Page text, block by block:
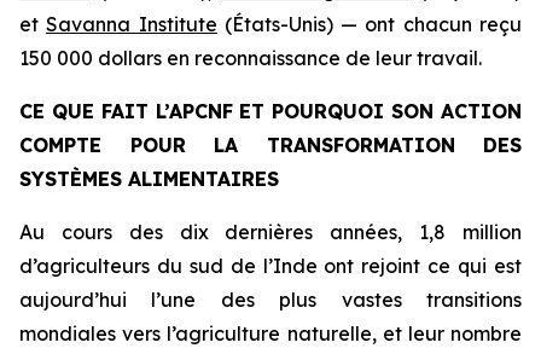
etSavanna Institute (États-Unis) — ont chacun reçu
150 000 dollars en reconnaissance de leur travail.
CE QUE FAIT L’APCNF ET POURQUOI SON ACTION
COMPTE POUR LA TRANSFORMATION DES
SYSTÈMES ALIMENTAIRES
Au cours des dix dernières années, 1,8 million
d’agriculteurs du sud de l’Inde ont rejoint ce qui est
aujourd’hui l’une des plus vastes transitions
mondiales vers l’agriculture naturelle, et leur nombre